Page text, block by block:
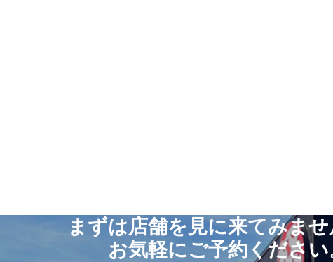
まずは店舗を見に来てみま
お気軽にご予約ください